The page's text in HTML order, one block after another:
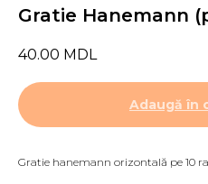
Gratie Hanemann
40.00 MDL
Adaugă în
Gratie hanemann orizontală pe 10